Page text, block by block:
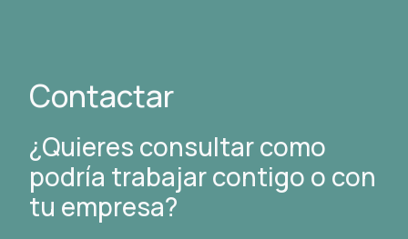
Contactar
¿Quieres consultar como
podría trabajar contigo o con
tu empresa?